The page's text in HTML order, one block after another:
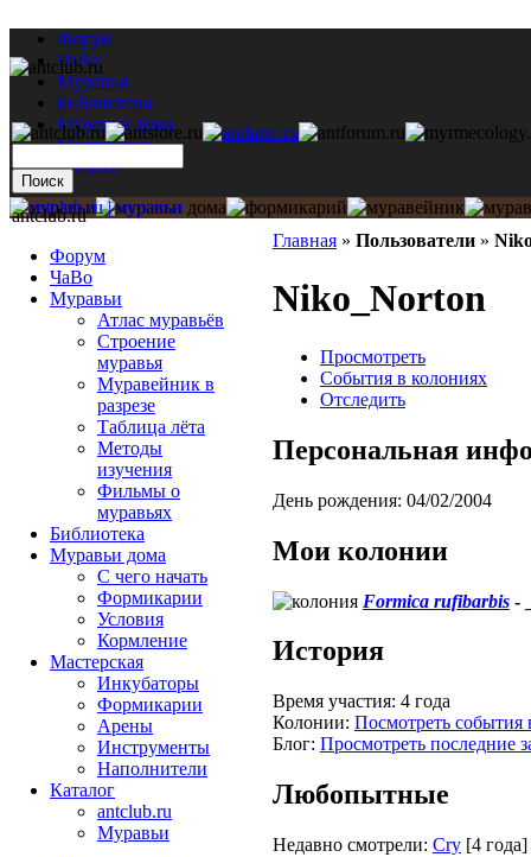
Форум
ЧаВо
Муравьи
Библиотека
Муравьи дома
Мастерская
Каталог
Главная » Пользователи »
Niko_Norton
Просмотреть
События в колониях
Отследить
Персональная
День рождения: 04/02/2004
Мои колонии
Formica rufibarbis -
История
Время участия: 4 года
Колонии: Посмотреть события
Блог: Просмотреть последние
Любопытные
Недавно смотрели: Cry [4 года]
antclub.ru
Форум
ЧаВо
Муравьи
Атлас муравьёв
Строение
муравья
Муравейник в
разрезе
Таблица лёта
Методы
изучения
Фильмы о
муравьях
Библиотека
Муравьи дома
С чего начать
Формикарии
Условия
Кормление
Мастерская
Инкубаторы
Формикарии
Арены
Инструменты
Наполнители
Каталог
antclub.ru
Муравьи